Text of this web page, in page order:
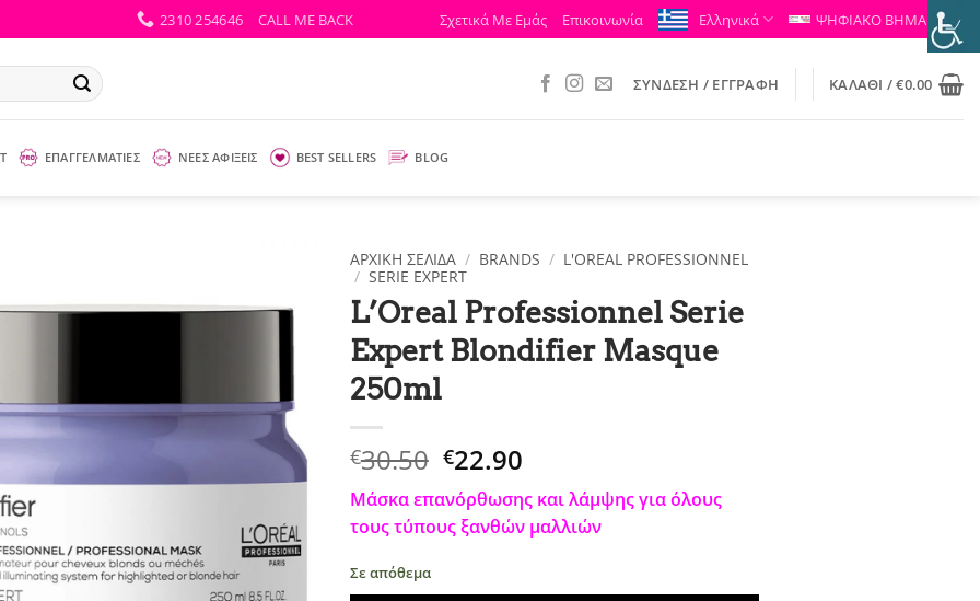
2310 254646 CALL ME BACK Σχετικά Με Εμάς Επικοινωνία Ελληνικά ΨΗΦΙΑΚΟ ΒΗΜΑ
ΣΎΝΔΕΣΗ / ΕΓΓΡΑΦΉ ΚΑΛΆΘΙ /€0.00
ΕΠΑΓΓΕΛΜΑΤΙΕΣ ΝΕΕΣ ΑΦΙΞΕΙΣ BEST SELLERS BLOG
ΑΡΧΙΚΉ ΣΕΛΊΔΑ / BRANDS / L'OREAL PROFESSIONNEL
/ SERIE EXPERT
L’Oreal Professionnel Serie
Expert Blondifier Masque
250ml
€30.50 Original
price
was:
€30.50.
€22.90
τρέχουσα
τιμή
είναι:
Μάσκα επανόρθωσης και λάμψης για όλους
τους τύπους ξανθών μαλλιών
Σε απόθεμα